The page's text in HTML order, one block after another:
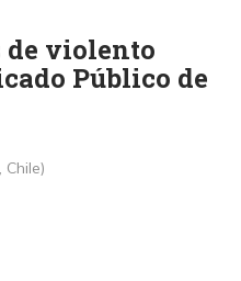
de violento
Público de